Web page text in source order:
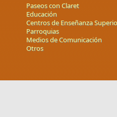
Paseos con Claret
Educación
Centros de Enseñanza
Parroquias
Medios de Comunicación
Otros